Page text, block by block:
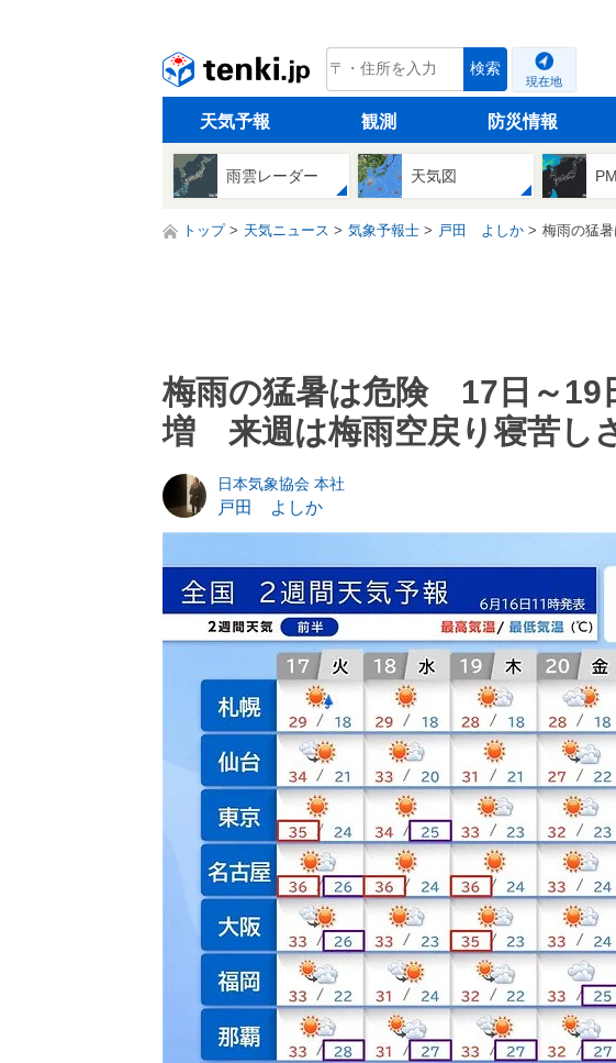
tenki.jp 検索
現在地
天気予報 観測 防災情報
雨雲レーダー 天気図
トップ 天気ニュース 気象予報士 戸田 よしか 梅雨の猛
梅雨の猛暑は危険 17日～19
増 来週は梅雨空戻り寝苦し
日本気象協会 本社
戸田 よしか